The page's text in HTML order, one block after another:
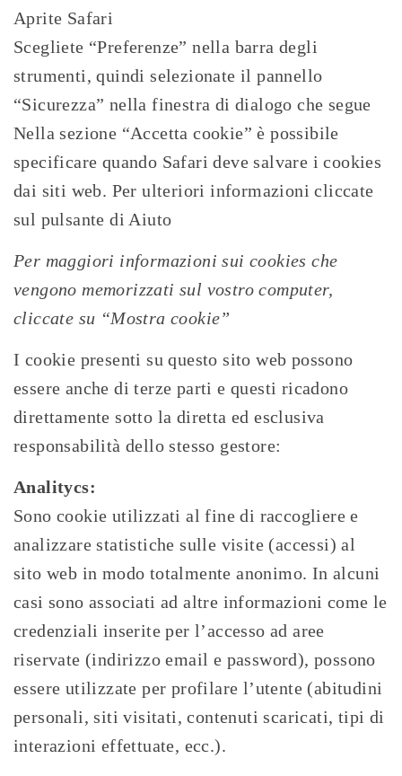
Aprite Safari
Scegliete “Preferenze” nella barra degli
strumenti, quindi selezionate il pannello
“Sicurezza” nella finestra di dialogo che segue
Nella sezione “Accetta cookie” è possibile
specificare quando Safari deve salvare i cookies
dai siti web. Per ulteriori informazioni cliccate
sul pulsante di Aiuto
Per maggiori informazioni sui cookies che
vengono memorizzati sul vostro computer,
cliccate su “Mostra cookie”
I cookie presenti su questo sito web possono
essere anche di terze parti e questi ricadono
direttamente sotto la diretta ed esclusiva
responsabilità dello stesso gestore:
Analitycs:
Sono cookie utilizzati al fine di raccogliere e
analizzare statistiche sulle visite (accessi) al
sito web in modo totalmente anonimo. In alcuni
casi sono associati ad altre informazioni come le
credenziali inserite per l’accesso ad aree
riservate (indirizzo email e password), possono
essere utilizzate per profilare l’utente (abitudini
personali, siti visitati, contenuti scaricati, tipi di
interazioni effettuate, ecc.).